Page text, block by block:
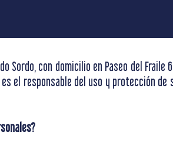
Sordo, con domicilio en Paseo del Fraile
el responsable del uso y protección